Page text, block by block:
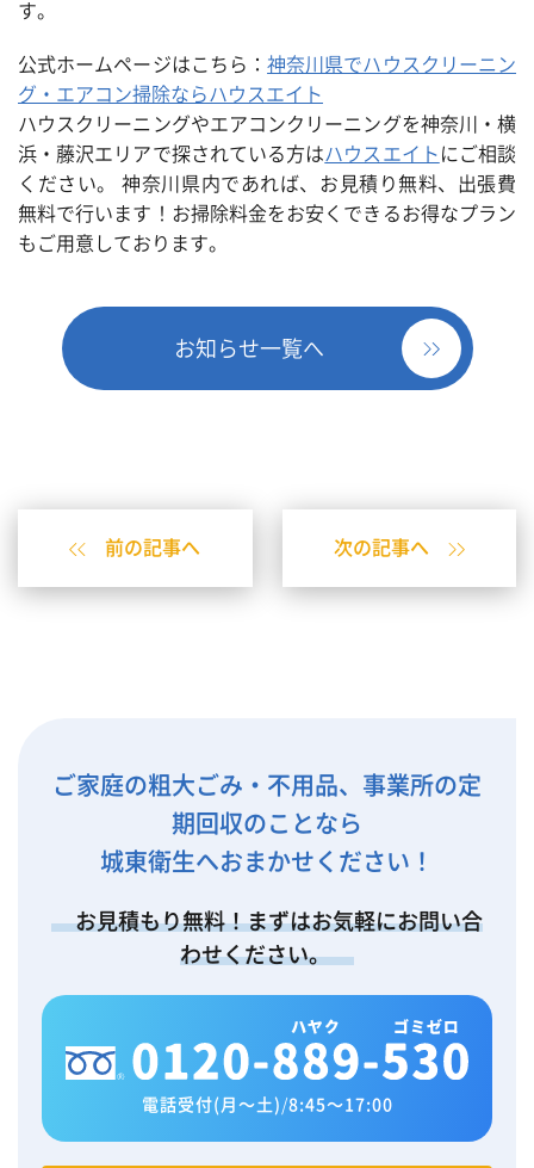
す。
公式ホームページはこちら：神奈川県でハウスクリーニン
グ・エアコン掃除ならハウスエイト
ハウスクリーニングやエアコンクリーニングを神奈川・横
浜・藤沢エリアで探されている方はハウスエイト にご相談
ください。 神奈川県内であれば、お見積り無料、出張費
無料で行います！お掃除料金をお安くできるお得なプラン
もご用意しております。
お知らせ一覧へ
前の記事へ 次の記事へ
ご家庭の粗大ごみ・不用品、事業所の定
期回収のことなら
城東衛生へおまかせください！
お見積もり無料！まずはお気軽にお問い合
わせください。
電話受付(月～土) /8:45～17:00